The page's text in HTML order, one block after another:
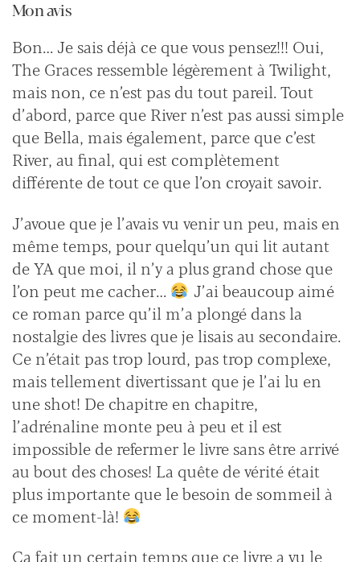
Mon avis
Bon… Je sais déjà ce que vous pensez!!! Oui,
The Graces ressemble légèrement à Twilight,
mais non, ce n’est pas du tout pareil. Tout
d’abord, parce que River n’est pas aussi simple
que Bella, mais également, parce que c’est
River, au final, qui est complètement
différente de tout ce que l’on croyait savoir.
J’avoue que je l’avais vu venir un peu, mais en
même temps, pour quelqu’un qui lit autant
de YA que moi, il n’y a plus grand chose que
l’on peut me cacher…
J’ai beaucoup aimé
ce roman parce qu’il m’a plongé dans la
nostalgie des livres que je lisais au secondaire.
Ce n’était pas trop lourd, pas trop complexe,
mais tellement divertissant que je l’ai lu en
une shot! De chapitre en chapitre,
l’adrénaline monte peu à peu et il est
impossible de refermer le livre sans être arrivé
au bout des choses! La quête de vérité était
plus importante que le besoin de sommeil à
ce moment-là!